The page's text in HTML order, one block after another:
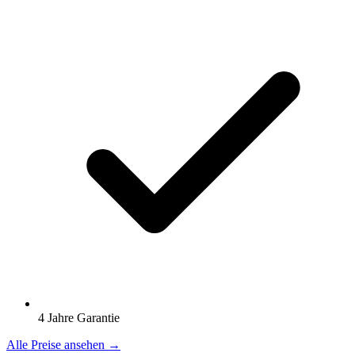
4 Jahre Garantie
Alle Preise ansehen →